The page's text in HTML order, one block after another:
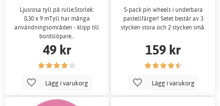
Ljusrosa tyll på rulle.Storlek:
0,30 x 9 mTyll har många
användningsområden - klipp till
bordslöpare...
49 kr
Lägg i varukorg
5-pack pin wheels i underbara
pastellfärger! Setet består av 3
stycken stora och 2 stycken små.
159 kr
Lägg i varukorg